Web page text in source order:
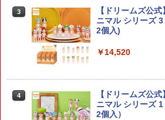
30MF ローザンコ
(プラモデル)【ク
HG 1/144スケー
[ダブルオー] 【ア
3
【ドリームズ公
ニマル シリーズ
2個入)
￥14,520
4
【ドリームズ公
ニマル シリーズ
2個入）